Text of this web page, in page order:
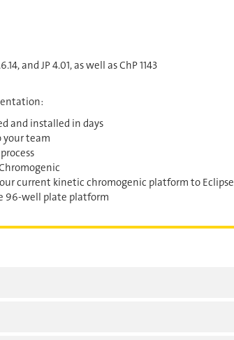
and JP 4.01, as well as ChP 1143
and installed in days
your team
current kinetic chromogenic platform to Eclipse
96-well plate platform